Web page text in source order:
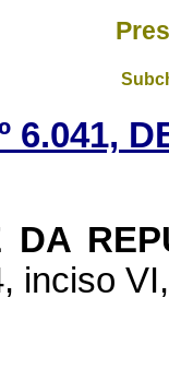
6.041,
DA
inciso